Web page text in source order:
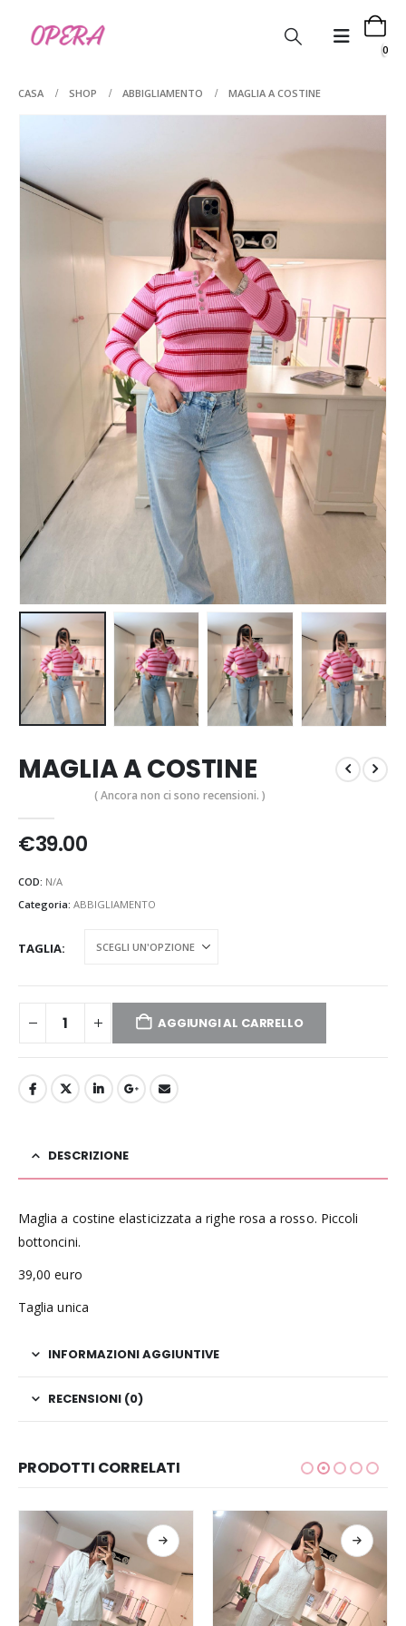
0
CASA SHOP ABBIGLIAMENTO MAGLIA A COSTINE
MAGLIA A COSTINE
( Ancora non ci sono recensioni. )
€39.00
COD: N/A
Categoria: ABBIGLIAMENTO
TAGLIA
AGGIUNGI AL CARRELLO
DESCRIZIONE
Maglia a costine elasticizzata a righe rosa a rosso. Piccoli
bottoncini.
39,00 euro
Taglia unica
INFORMAZIONI AGGIUNTIVE
RECENSIONI (0)
PRODOTTI CORRELATI